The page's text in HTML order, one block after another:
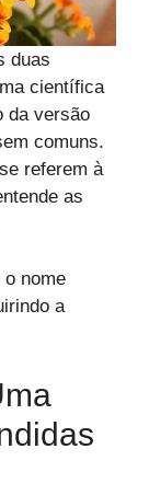
duas
científica
da versão
comuns.
referem à
as
o nome
a